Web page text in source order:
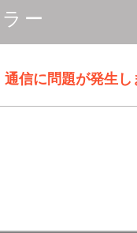
ー
通信に問題が発生